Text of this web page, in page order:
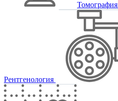
Томография
Рентгенология